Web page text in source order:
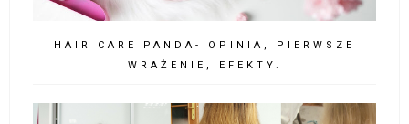
HAIR CARE PANDA- OPINIA, PIERWSZE
WRAŻENIE, EFEKTY.